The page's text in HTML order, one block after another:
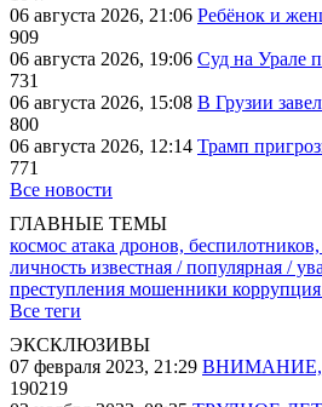
06 августа 2026, 21:06 Ребёнок и
909
06 августа 2026, 19:06 Суд на Урале
731
06 августа 2026, 15:08 В Грузии
800
06 августа 2026, 12:14 Трамп
771
Все новости
ГЛАВНЫЕ ТЕМЫ
космос атака дронов,
личность известная / популярная /
преступления мошенники коррупция
Все теги
ЭКСКЛЮЗИВЫ
07 февраля 2023, 21:29
190219